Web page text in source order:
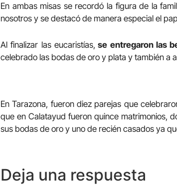
En ambas misas se recordó la figura de la
nosotros y se destacó de manera especial el
Al finalizar las eucaristías, se entregaron las
celebrado las bodas de oro y plata y también a
En Tarazona, fueron diez parejas que
que en Calatayud fueron quince matrimonios,
sus bodas de oro y uno de recién casados ya
Deja una respuesta